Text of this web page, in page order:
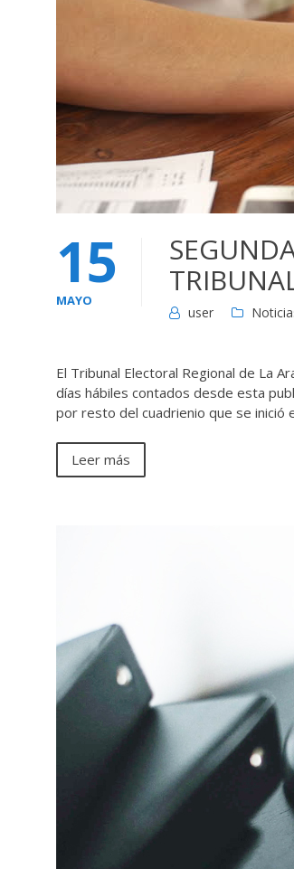
15
MAYO
user
El Tribunal Electoral Regional de La
días hábiles contados desde esta
por resto del cuadrienio que se inició
Leer más